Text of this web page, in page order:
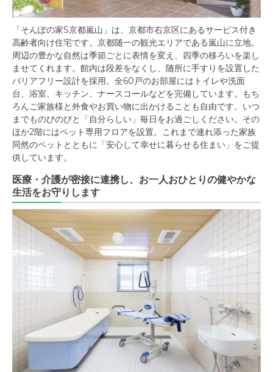
「そんぽの家S京都嵐山」は、京都市右京区にあるサービス付き
高齢者向け住宅です。京都随一の観光エリアである嵐山に立地。
周辺の豊かな自然は季節ごとに表情を変え、四季の移ろいを楽し
ませてくれます。館内は段差をなくし、随所に手すりを設置した
バリアフリー設計を採用。全60戸のお部屋にはトイレや洗面
台、浴室、キッチン、ナースコールなどを完備しています。もち
ろんご家族様と外食やお買い物に出かけることも自由です。いつ
までものびのびと「自分らしい」毎日をお過ごしください。その
ほか2階にはペット専用フロアを設置。これまで連れ添った家族
同然のペットとともに「安心して幸せに暮らせる住まい」をご提
供しています。
医療・介護が密接に連携し、お一人おひとりの健やかな
生活をお守りします